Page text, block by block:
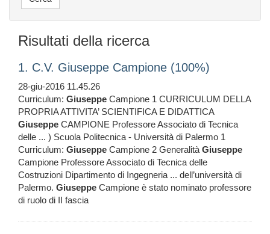
Risultati della ricerca
1. C.V. Giuseppe Campione (100%)
28-giu-2016 11.45.26
Curriculum: Giuseppe Campione 1 CURRICULUM DELLA
PROPRIA ATTIVITA’ SCIENTIFICA E DIDATTICA
Giuseppe CAMPIONE Professore Associato di Tecnica
delle ... ) Scuola Politecnica - Università di Palermo 1
Curriculum: Giuseppe Campione 2 GeneralitàGiuseppe
Campione Professore Associato di Tecnica delle
Costruzioni Dipartimento di Ingegneria ... dell’università di
Palermo. Giuseppe Campione è stato nominato professore
di ruolo di II fascia